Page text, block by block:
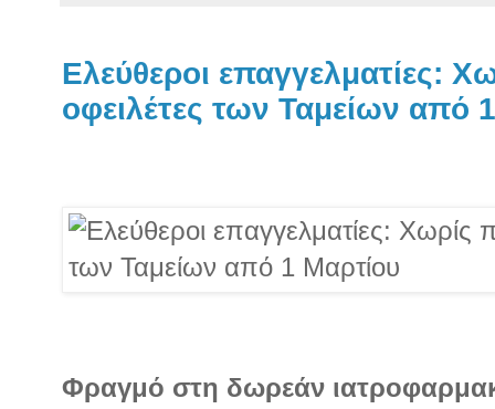
Ελεύθεροι επαγγελματίες:
οφειλέτες των Ταμείων από
Φραγμό στη δωρεάν